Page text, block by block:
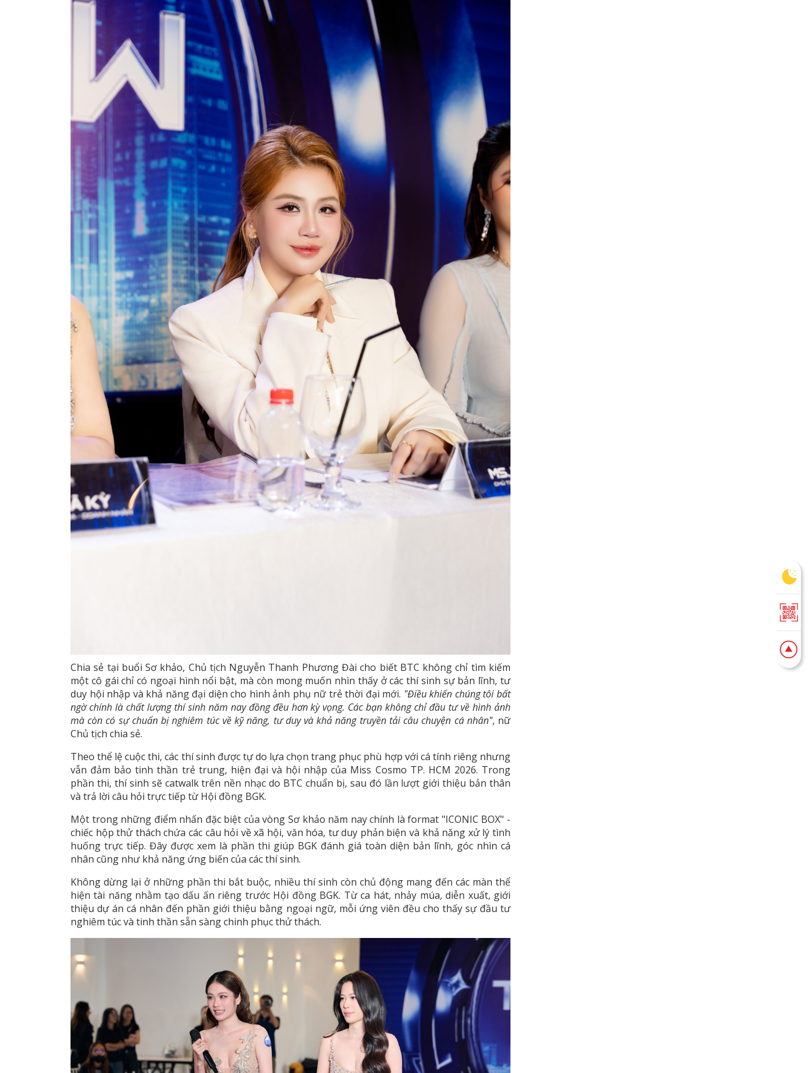
Chia sẻ tại buổi Sơ khảo, Chủ tịch Nguyễn Thanh Phương Đài cho biết BTC không chỉ tìm kiếm
một cô gái chỉ có ngoại hình nổi bật, mà còn mong muốn nhìn thấy ở các thí sinh sự bản lĩnh, tư
duy hội nhập và khả năng đại diện cho hình ảnh phụ nữ trẻ thời đại mới. "Điều khiến chúng tôi bất
ngờ chính là chất lượng thí sinh năm nay đồng đều hơn kỳ vọng. Các bạn không chỉ đầu tư về hình ảnh
mà còn có sự chuẩn bị nghiêm túc về kỹ năng, tư duy và khả năng truyền tải câu chuyện cá nhân", nữ
Chủ tịch chia sẻ.
Theo thể lệ cuộc thi, các thí sinh được tự do lựa chọn trang phục phù hợp với cá tính riêng nhưng
vẫn đảm bảo tinh thần trẻ trung, hiện đại và hội nhập của Miss Cosmo TP. HCM 2026. Trong
phần thi, thí sinh sẽ catwalk trên nền nhạc do BTC chuẩn bị, sau đó lần lượt giới thiệu bản thân
và trả lời câu hỏi trực tiếp từ Hội đồng BGK.
Một trong những điểm nhấn đặc biệt của vòng Sơ khảo năm nay chính là format "ICONIC BOX" -
chiếc hộp thử thách chứa các câu hỏi về xã hội, văn hóa, tư duy phản biện và khả năng xử lý tình
huống trực tiếp. Đây được xem là phần thi giúp BGK đánh giá toàn diện bản lĩnh, góc nhìn cá
nhân cũng như khả năng ứng biến của các thí sinh.
Không dừng lại ở những phần thi bắt buộc, nhiều thí sinh còn chủ động mang đến các màn thể
hiện tài năng nhằm tạo dấu ấn riêng trước Hội đồng BGK. Từ ca hát, nhảy múa, diễn xuất, giới
thiệu dự án cá nhân đến phần giới thiệu bằng ngoại ngữ, mỗi ứng viên đều cho thấy sự đầu tư
nghiêm túc và tinh thần sẵn sàng chinh phục thử thách.